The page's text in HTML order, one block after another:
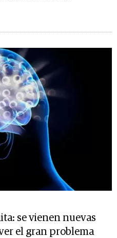
se vienen nuevas
el gran problema